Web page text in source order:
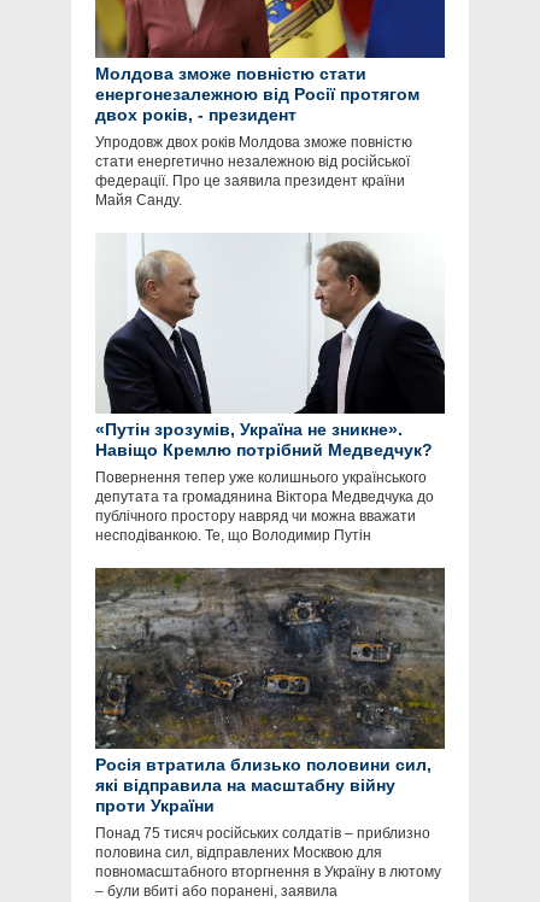
Молдова зможе повністю стати
енергонезалежною від Росії протягом
двох років, - президент
Упродовж двох років Молдова зможе повністю
стати енергетично незалежною від російської
федерації. Про це заявила президент країни
Майя Санду.
«Путін зрозумів, Україна не зникне».
Навіщо Кремлю потрібний Медведчук?
Повернення тепер уже колишнього українського
депутата та громадянина Віктора Медведчука до
публічного простору навряд чи можна вважати
несподіванкою. Те, що Володимир Путін
Росія втратила близько половини сил,
які відправила на масштабну війну
проти України
Понад 75 тисяч російських солдатів – приблизно
половина сил, відправлених Москвою для
повномасштабного вторгнення в Україну в лютому
– були вбиті або поранені, заявила